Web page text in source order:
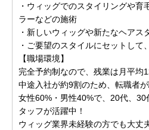
・ウィッグでのスタイリングや育
ラーなどの施術
・新しいウィッグや新たなヘアス
・ご要望のスタイルにセットして
【職場環境】
完全予約制なので、残業は月平均
中途入社が約9割のため、転職者
女性60%・男性40%で、20代、
タッフが活躍中！
ウィッグ業界未経験の方でも大丈